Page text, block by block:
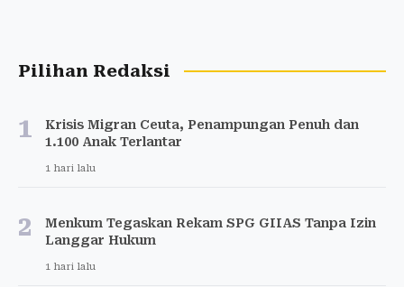
Pilihan Redaksi
1
Krisis Migran Ceuta, Penampungan Penuh dan
1.100 Anak Terlantar
1 hari lalu
2
Menkum Tegaskan Rekam SPG GIIAS Tanpa Izin
Langgar Hukum
1 hari lalu